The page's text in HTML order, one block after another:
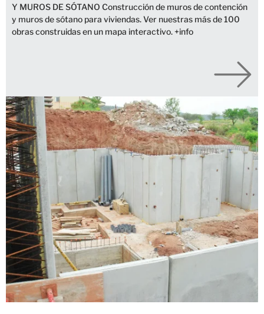
Y MUROS DE SÓTANO Construcción de muros de contención
y muros de sótano para viviendas. Ver nuestras más de 100
obras construidas en un mapa interactivo. +info